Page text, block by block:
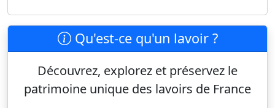
Qu'est-ce qu'un lavoir ?
Découvrez, explorez et préservez le
patrimoine unique des lavoirs de France